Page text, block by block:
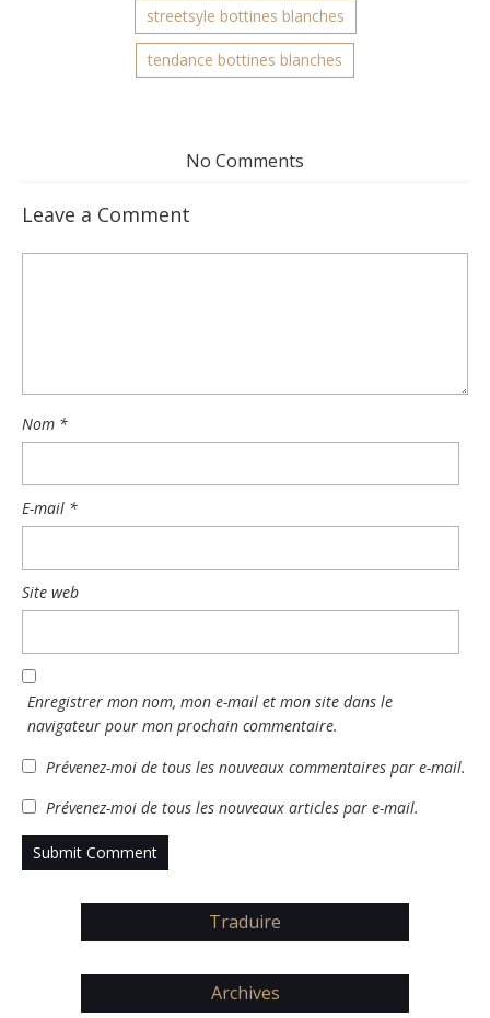
streetsyle bottines blanches
tendance bottines blanches
No Comments
Leave a Comment
Nom *
E-mail *
Site web
Enregistrer mon nom, mon e-mail et mon site dans le
navigateur pour mon prochain commentaire.
Prévenez-moi de tous les nouveaux commentaires par e-mail.
Prévenez-moi de tous les nouveaux articles par e-mail.
Traduire
Archives